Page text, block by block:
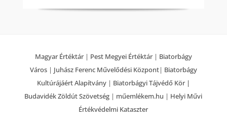
Magyar Értéktár| Pest Megyei Értéktár| Biatorbágy
Város| Juhász Ferenc Művelődési Központ| Biatorbágy
Kultúrájáért Alapítvány| Biatorbágyi Tájvédő Kör |
Budavidék Zöldút Szövetség | műemlékem.hu | Helyi Művi
Értékvédelmi Kataszter